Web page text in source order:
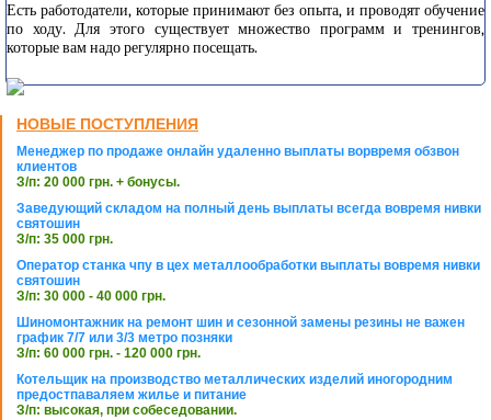
Есть работодатели, которые принимают без опыта, и проводят обучение
по ходу. Для этого существует множество программ и тренингов,
которые вам надо регулярно посещать.
НОВЫЕ ПОСТУПЛЕНИЯ
Менеджер по продаже онлайн удаленно выплаты ворвремя обзвон
клиентов
З/п: 20 000 грн. + бонусы.
Заведующий складом на полный день выплаты всегда вовремя нивки
святошин
З/п: 35 000 грн.
Оператор станка чпу в цех металлообработки выплаты вовремя нивки
святошин
З/п: 30 000 - 40 000 грн.
Шиномонтажник на ремонт шин и сезонной замены резины не важен
график 7/7 или 3/3 метро позняки
З/п: 60 000 грн. - 120 000 грн.
Котельщик на производство металлических изделий иногородним
предостпаваляем жилье и питание
З/п: высокая, при собеседовании.